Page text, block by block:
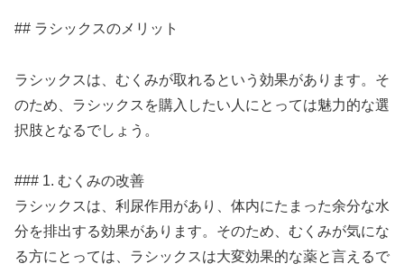
## ラシックスのメリット
ラシックスは、むくみが取れるという効果があります。そ
のため、ラシックスを購入したい人にとっては魅力的な選
択肢となるでしょう。
### 1. むくみの改善
ラシックスは、利尿作用があり、体内にたまった余分な水
分を排出する効果があります。そのため、むくみが気にな
る方にとっては、ラシックスは大変効果的な薬と言えるで